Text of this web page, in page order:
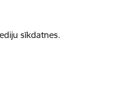
sīkdatnes.